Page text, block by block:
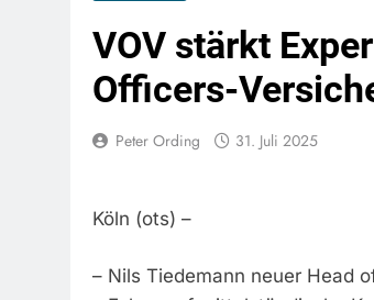
VOV stärkt
Officers-
Peter Ording 31. Juli 2025
Köln (ots) –
– Nils Tiedemann neuer Head